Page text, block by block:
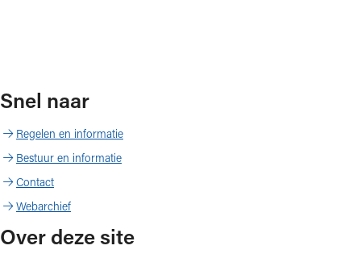
Snel naar
Regelen en informatie
Bestuur en informatie
Contact
Webarchief
Over deze site